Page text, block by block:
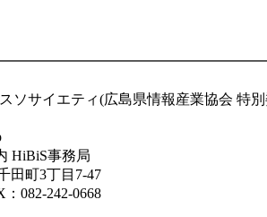
ソサイエティ(広島県情報産業協会 特
HiBiS事務局
町3丁目7-47
082-242-0668